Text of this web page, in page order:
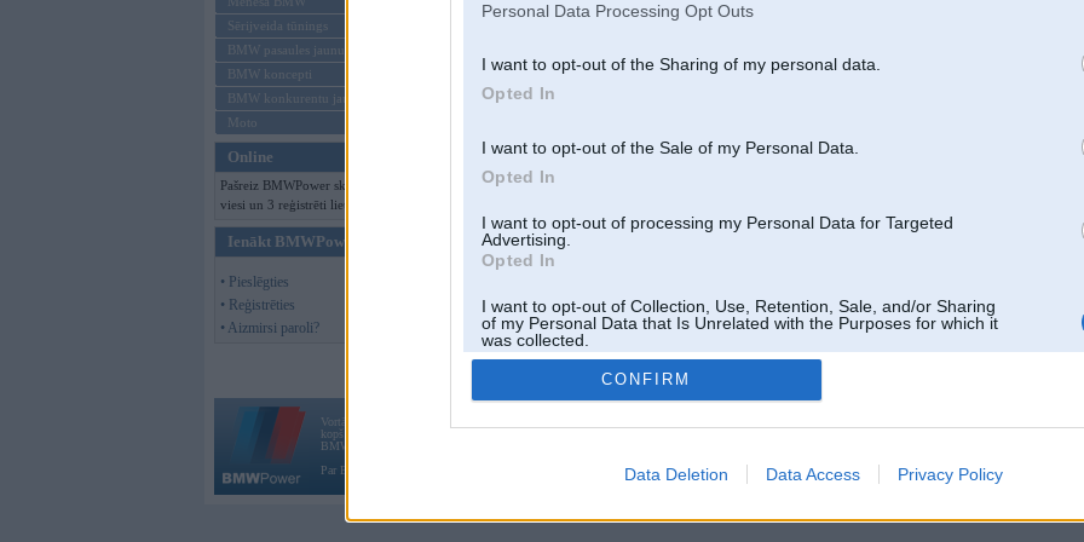
Personal Data Processing Opt Outs
I want to opt-out of the Sharing of my personal data.
Opted In
I want to opt-out of the Sale of my Personal Data.
Opted In
I want to opt-out of processing my Personal Data for Targeted
Advertising.
Opted In
I want to opt-out of Collection, Use, Retention, Sale, and/or Sharing
of my Personal Data that Is Unrelated with the Purposes for which it
was collected.
Opted Out
CONFIRM
Data Deletion Data Access Privacy Policy
Sērijveida tūnings
BMW pasaules jaunumi
BMW koncepti
BMW konkurentu jaunumi
Moto
Online
Pašreiz BMWPower skatās 111
viesi un 3 reģistrēti lietotāji.
Ienākt BMWPower
• Pieslēgties
• Reģistrēties
• Aizmirsi paroli?
Vortāls BMWPower.lv darbojas
kopš 2002. gada 14. maija. Tas nav auto klubs un nav saistīts ar
BMW AG.
Par BMWPower